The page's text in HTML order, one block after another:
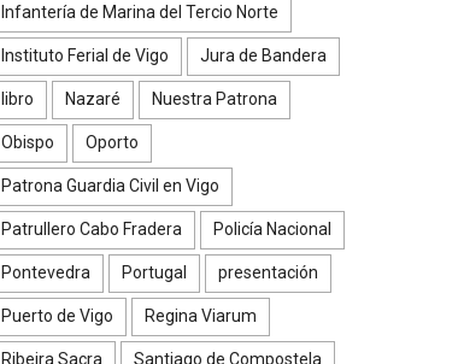
Infantería de Marina del Tercio Norte
Instituto Ferial de Vigo Jura de Bandera
libro Nazaré Nuestra Patrona
Obispo Oporto
Patrona Guardia Civil en Vigo
Patrullero Cabo Fradera Policía Nacional
Pontevedra Portugal presentación
Puerto de Vigo Regina Viarum
Ribeira Sacra Santiago de Compostela